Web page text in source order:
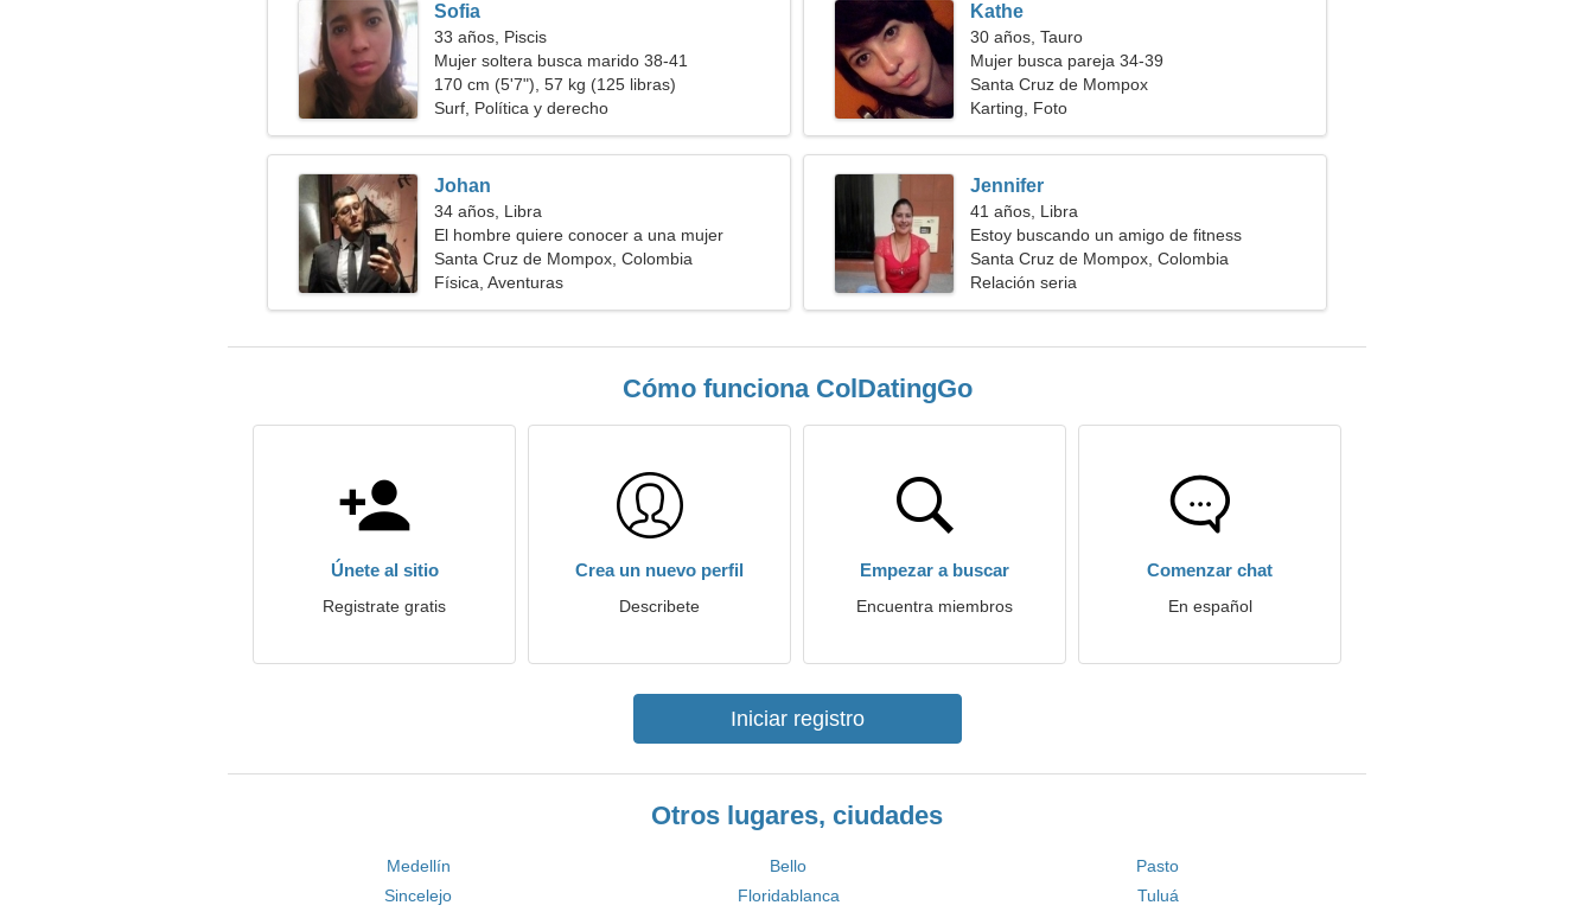
Sofia
33 años, Piscis
Mujer soltera busca marido 38-41
170 cm (5'7"), 57 kg (125 libras)
Surf, Política y derecho
Kathe
30 años, Tauro
Mujer busca pareja 34-39
Santa Cruz de Mompox
Karting, Foto
Johan
34 años, Libra
El hombre quiere conocer a una mujer
Santa Cruz de Mompox, Colombia
Física, Aventuras
Jennifer
41 años, Libra
Estoy buscando un amigo de fitness
inspirador
Santa Cruz de Mompox, Colombia
Relación seria
Cómo funciona ColDatingGo
Únete al sitio
Registrate gratis
Crea un nuevo perfil
Describete
Empezar a buscar
Encuentra miembros
Comenzar chat
En español
Iniciar registro
Otros lugares, ciudades
Medellín Bello
Pasto
Sincelejo
Floridablanca
Tuluá